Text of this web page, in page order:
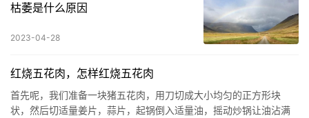
枯萎是什么原因
2023-04-28
红烧五花肉，怎样红烧五花肉
首先呢，我们准备一块猪五花肉，用刀切成大小均匀的正方形块
状，然后切适量姜片，蒜片，起锅倒入适量油，摇动炒锅让油沾满